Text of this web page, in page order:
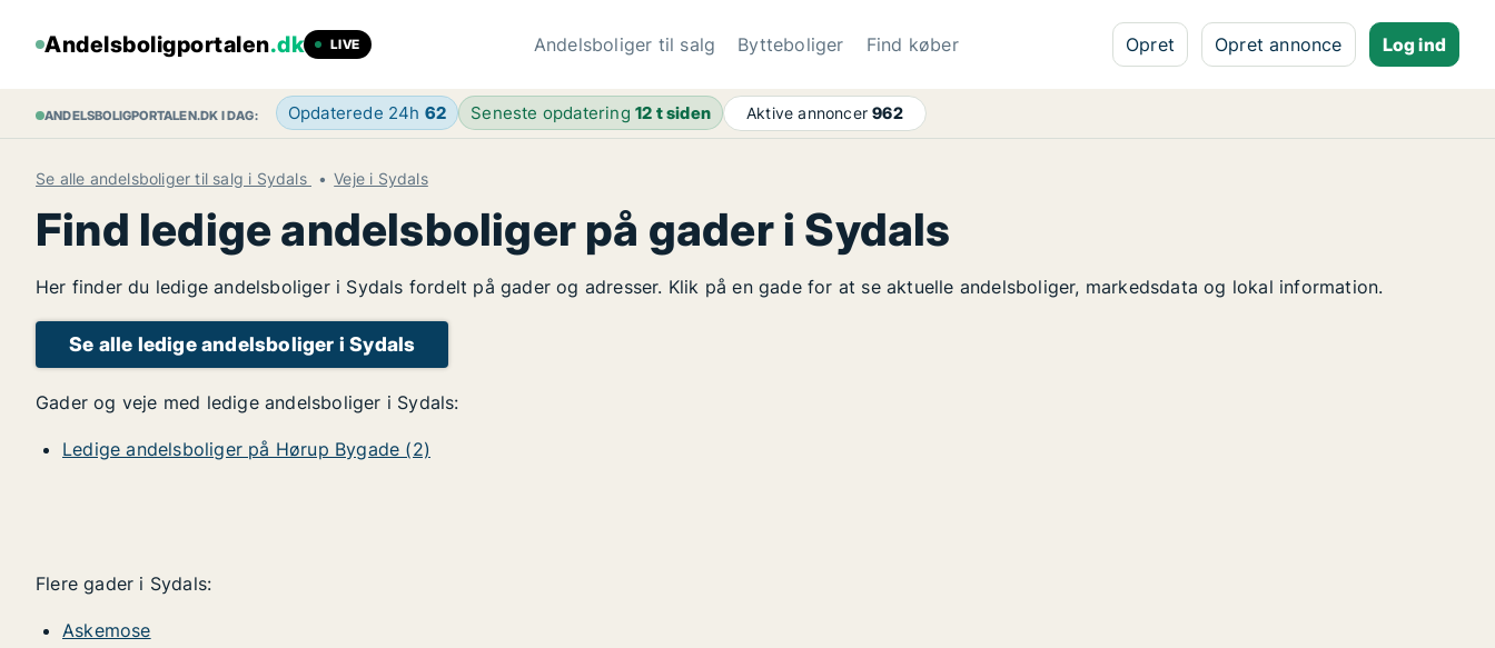
Andelsboligportalen.dk LIVE Andelsboliger til salg Bytteboliger Find køber Opret Opret annonce Log ind
ANDELSBOLIGPORTALEN.DK I DAG: Opdaterede 24h 62 Seneste opdatering12 t siden Aktive annoncer962
Se alle andelsboliger til salg i Sydals Veje i Sydals
Find ledige andelsboliger på gader i Sydals
Her finder du ledige andelsboliger i Sydals fordelt på gader og adresser. Klik på en gade for at se aktuelle andelsboliger, markedsdata og lokal information.
Se alle ledige andelsboliger i Sydals
Gader og veje med ledige andelsboliger i Sydals:
Ledige andelsboliger på Hørup Bygade (2)
Flere gader i Sydals:
Askemose